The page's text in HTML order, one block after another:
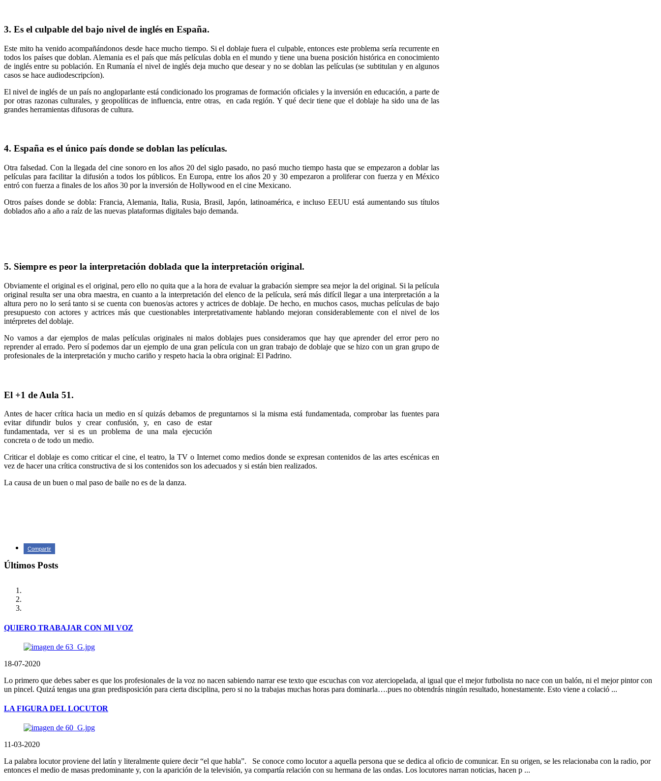
3. Es el culpable del bajo nivel de inglés en España.
Este mito ha venido acompañándonos desde hace mucho tiempo. Si el doblaje fuera el culpable, entonces este problema sería recurrente en
todos los países que doblan. Alemania es el país que más películas dobla en el mundo y tiene una buena posición histórica en conocimiento
de inglés entre su población. En Rumanía el nivel de inglés deja mucho que desear y no se doblan las películas (se subtitulan y en algunos
casos se hace audiodescripcíon).
El nivel de inglés de un país no angloparlante está condicionado los programas de formación oficiales y la inversión en educación, a parte de
por otras razonas culturales, y geopolíticas de influencia, entre otras, en cada región. Y qué decir tiene que el doblaje ha sido una de las
grandes herramientas difusoras de cultura.
4. España es el único país donde se doblan las películas.
Otra falsedad. Con la llegada del cine sonoro en los años 20 del siglo pasado, no pasó mucho tiempo hasta que se empezaron a doblar las
películas para facilitar la difusión a todos los públicos. En Europa, entre los años 20 y 30 empezaron a proliferar con fuerza y en México
entró con fuerza a finales de los años 30 por la inversión de Hollywood en el cine Mexicano.
Otros países donde se dobla: Francia, Alemania, Italia, Rusia, Brasil, Japón, latinoamérica, e incluso EEUU está aumentando sus títulos
doblados año a año a raíz de las nuevas plataformas digitales bajo demanda.
5. Siempre es peor la interpretación doblada que la interpretación original.
Obviamente el original es el original, pero ello no quita que a la hora de evaluar la grabación siempre sea mejor la del original. Si la película
original resulta ser una obra maestra, en cuanto a la interpretación del elenco de la película, será más difícil llegar a una interpretación a la
altura pero no lo será tanto si se cuenta con buenos/as actores y actrices de doblaje. De hecho, en muchos casos, muchas películas de bajo
presupuesto con actores y actrices más que cuestionables interpretativamente hablando mejoran considerablemente con el nivel de los
intérpretes del doblaje.
No vamos a dar ejemplos de malas películas originales ni malos doblajes pues consideramos que hay que aprender del error pero no
reprender al errado. Pero sí podemos dar un ejemplo de una gran película con un gran trabajo de doblaje que se hizo con un gran grupo de
profesionales de la interpretación y mucho cariño y respeto hacia la obra original: El Padrino.
El +1 de Aula 51.
Antes de hacer crítica hacia un medio en sí quizás debamos de preguntarnos si lamisma está fundamentada, comprobar las fuentes para
evitar difundir bulos y crear confusión, y, en caso de estar
fundamentada, ver si es un problema de una mala ejecución
concreta o de todo un medio.
Criticar el doblaje es como criticar el cine, el teatro, la TV o Internet como medios donde se expresan contenidos de las artes escénicas en
vez de hacer una crítica constructiva de si los contenidos son los adecuados y si están bien realizados.
La causa de un buen o mal paso de baile no es de la danza.
Compartir
Últimos Posts
QUIERO TRABAJAR CON MI VOZ
18-07-2020
Lo primero que debes saber es que los profesionales de la voz no nacen sabiendo narrar ese texto que escuchas con voz aterciopelada, al igual que el mejor futbolista no nace con un balón, ni el mejor pintor con
un pincel. Quizá tengas una gran predisposición para cierta disciplina, pero si no la trabajas muchas horas para dominarla….pues no obtendrás ningún resultado, honestamente. Esto viene a colació ...
LA FIGURA DEL LOCUTOR
11-03-2020
La palabra locutor proviene del latín y literalmente quiere decir “el que habla”. Se conoce como locutor a aquella persona que se dedica al oficio de comunicar. En su origen, se les relacionaba con la radio, por
entonces el medio de masas predominante y, con la aparición de la televisión, ya compartía relación con su hermana de las ondas. Los locutores narran noticias, hacen p ...